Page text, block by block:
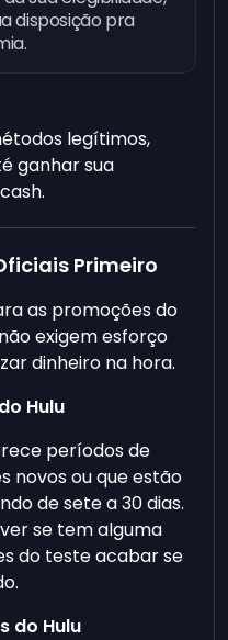
disposição pra
legítimos,
ganhar sua
Primeiro
as promoções do
exigem esforço
dinheiro na hora.
Hulu
períodos de
novos ou que estão
de sete a 30 dias.
se tem alguma
do teste acabar se
do Hulu